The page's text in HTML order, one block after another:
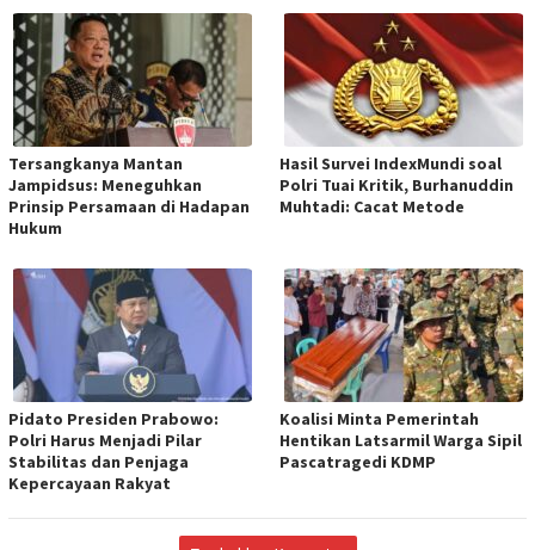
Tersangkanya Mantan
Jampidsus: Meneguhkan
Prinsip Persamaan di Hadapan
Hukum
Hasil Survei IndexMundi soal
Polri Tuai Kritik, Burhanuddin
Muhtadi: Cacat Metode
Pidato Presiden Prabowo:
Polri Harus Menjadi Pilar
Stabilitas dan Penjaga
Kepercayaan Rakyat
Koalisi Minta Pemerintah
Hentikan Latsarmil Warga Sipil
Pascatragedi KDMP